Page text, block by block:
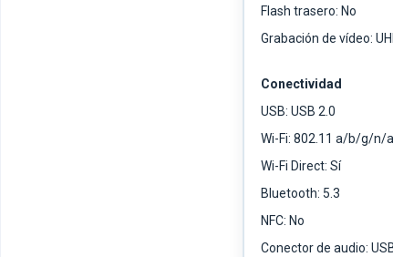
Flash trasero: No
Grabación de vídeo:
Conectividad
USB: USB 2.0
Wi-Fi: 802.11 a/b/g/n/
Wi-Fi Direct: Sí
Bluetooth: 5.3
NFC: No
Conector de audio: